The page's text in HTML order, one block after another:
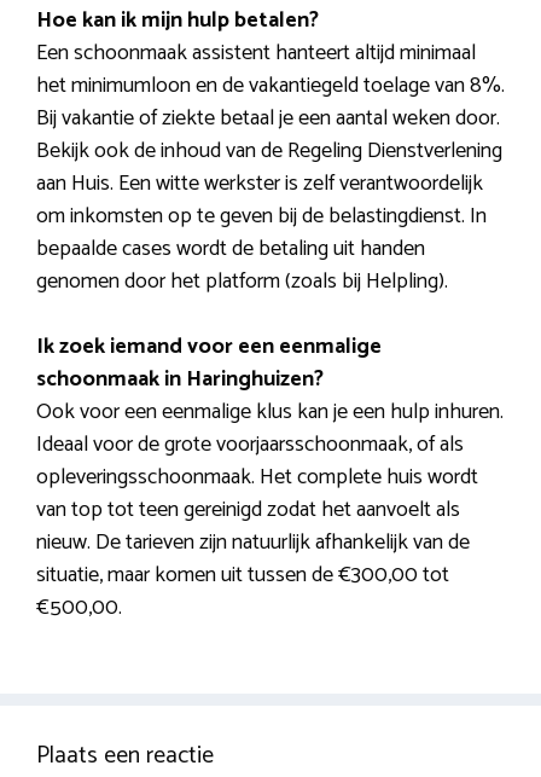
Hoe kan ik mijn hulp betalen?
Een schoonmaak assistent hanteert altijd minimaal
het minimumloon en de vakantiegeld toelage van 8%.
Bij vakantie of ziekte betaal je een aantal weken door.
Bekijk ook de inhoud van de Regeling Dienstverlening
aan Huis. Een witte werkster is zelf verantwoordelijk
om inkomsten op te geven bij de belastingdienst. In
bepaalde cases wordt de betaling uit handen
genomen door het platform (zoals bij Helpling).
Ik zoek iemand voor een eenmalige
schoonmaak in Haringhuizen?
Ook voor een eenmalige klus kan je een hulp inhuren.
Ideaal voor de grote voorjaarsschoonmaak, of als
opleveringsschoonmaak. Het complete huis wordt
van top tot teen gereinigd zodat het aanvoelt als
nieuw. De tarieven zijn natuurlijk afhankelijk van de
situatie, maar komen uit tussen de €300,00 tot
€500,00.
Plaats een reactie